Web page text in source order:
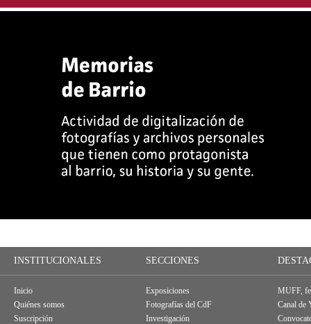
INSTITUCIONALES SECCIONES
Inicio
Quiénes somos
Suscripción
Exposiciones
Fotografías del CdF
Investigación
MUFF,
Canal de